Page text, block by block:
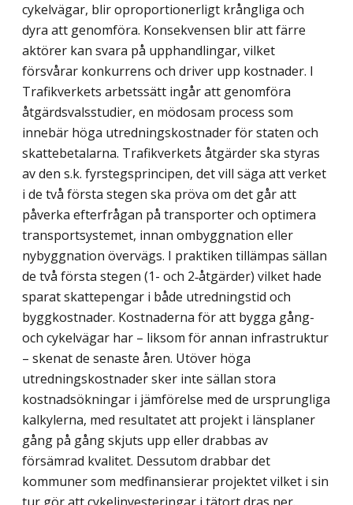
cykelvägar, blir oproportionerligt krångliga och
dyra att genomföra. Konsekvensen blir att färre
aktörer kan svara på upphandlingar, vilket
försvårar konkurrens och driver upp kostnader. I
Trafikverkets arbetssätt ingår att genomföra
åtgärdsvalsstudier, en mödosam process som
innebär höga utrednings­kostnader för staten och
skattebetalarna. Trafikverkets åtgärder ska styras
av den s.k. fyrstegsprincipen, det vill säga att verket
i de två första stegen ska pröva om det går att
påverka efterfrågan på transporter och optimera
transportsystemet, innan ombyggnation eller
nybyggnation övervägs. I praktiken tillämpas sällan
de två första stegen (1- och 2‑åtgärder) vilket hade
sparat skattepengar i både utredningstid och
byggkostnader. Kostnaderna för att bygga gång-
och cykelvägar har – liksom för annan infrastruktur
– skenat de senaste åren. Utöver höga
utredningskostnader sker inte sällan stora
kostnads­ökningar i jämförelse med de ursprungliga
kalkylerna, med resultatet att projekt i länsplaner
gång på gång skjuts upp eller drabbas av
försämrad kvalitet. Dessutom drabbar det
kommuner som medfinansierar projektet vilket i sin